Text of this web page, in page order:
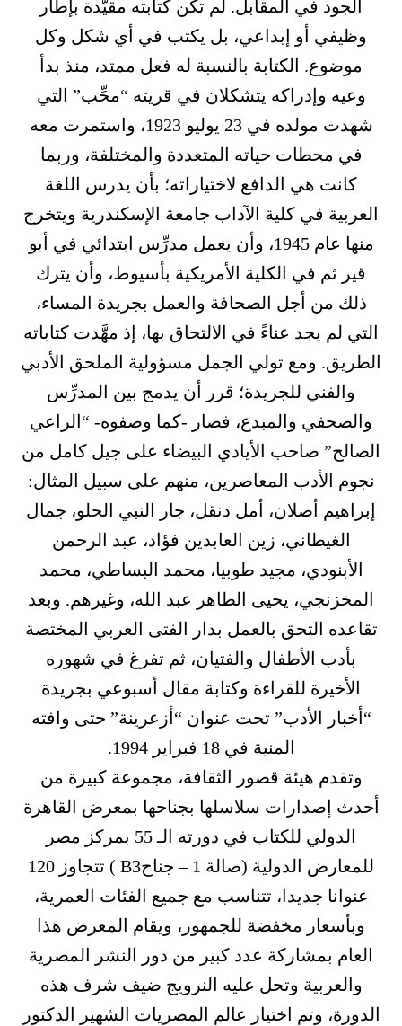
الجود في المقابل. لم تكن كتابته مقيَّدة بإطار
وظيفي أو إبداعي، بل يكتب في أي شكل وكل
موضوع. الكتابة بالنسبة له فعل ممتد، منذ بدأ
وعيه وإدراكه يتشكلان في قريته “محِّب” التي
شهدت مولده في 23 يوليو 1923، واستمرت معه
في محطات حياته المتعددة والمختلفة، وربما
كانت هي الدافع لاختياراته؛ بأن يدرس اللغة
العربية في كلية الآداب جامعة الإسكندرية ويتخرج
منها عام 1945، وأن يعمل مدرِّس ابتدائي في أبو
قير ثم في الكلية الأمريكية بأسيوط، وأن يترك
ذلك من أجل الصحافة والعمل بجريدة المساء،
التي لم يجد عناءً في الالتحاق بها، إذ مهَّدت كتاباته
الطريق. ومع تولي الجمل مسؤولية الملحق الأدبي
والفني للجريدة؛ قرر أن يدمج بين المدرِّس
والصحفي والمبدع، فصار -كما وصفوه- “الراعي
الصالح” صاحب الأيادي البيضاء على جيل كامل من
نجوم الأدب المعاصرين، منهم على سبيل المثال:
إبراهيم أصلان، أمل دنقل، جار النبي الحلو، جمال
الغيطاني، زين العابدين فؤاد، عبد الرحمن
الأبنودي، مجيد طوبيا، محمد البساطي، محمد
المخزنجي، يحيى الطاهر عبد الله، وغيرهم. وبعد
تقاعده التحق بالعمل بدار الفتى العربي المختصة
بأدب الأطفال والفتيان، ثم تفرغ في شهوره
الأخيرة للقراءة وكتابة مقال أسبوعي بجريدة
“أخبار الأدب” تحت عنوان “أزعرينة” حتى وافته
المنية في 18 فبراير 1994.
وتقدم هيئة قصور الثقافة، مجموعة كبيرة من
أحدث إصدارات سلاسلها بجناحها بمعرض القاهرة
الدولي للكتاب في دورته الـ 55 بمركز مصر
للمعارض الدولية (صالة 1 – جناحB3 ) تتجاوز 120
عنوانا جديدا، تتناسب مع جميع الفئات العمرية،
وبأسعار مخفضة للجمهور، ويقام المعرض هذا
العام بمشاركة عدد كبير من دور النشر المصرية
والعربية وتحل عليه النرويج ضيف شرف هذه
الدورة، وتم اختيار عالم المصريات الشهير الدكتور